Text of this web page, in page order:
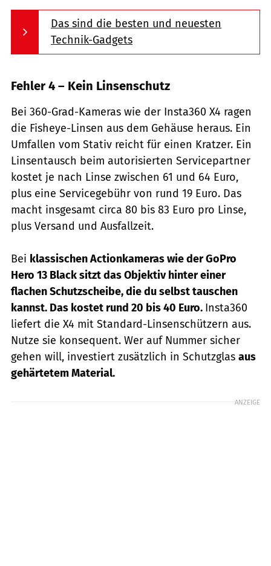
Das sind die besten und neuesten
Technik-Gadgets
Fehler 4 – Kein Linsenschutz
Bei 360-Grad-Kameras wie der Insta360 X4 ragen
die Fisheye-Linsen aus dem Gehäuse heraus. Ein
Umfallen vom Stativ reicht für einen Kratzer. Ein
Linsentausch beim autorisierten Servicepartner
kostet je nach Linse zwischen 61 und 64 Euro,
plus eine Servicegebühr von rund 19 Euro. Das
macht insgesamt circa 80 bis 83 Euro pro Linse,
plus Versand und Ausfallzeit.
Bei klassischen Actionkameras wie der GoPro
Hero 13 Black sitzt das Objektiv hinter einer
flachen Schutzscheibe, die du selbst tauschen
kannst. Das kostet rund 20 bis 40 Euro. Insta360
liefert die X4 mit Standard-Linsenschützern aus.
Nutze sie konsequent. Wer auf Nummer sicher
gehen will, investiert zusätzlich in Schutzglas aus
gehärtetem Material.
ANZEIGE